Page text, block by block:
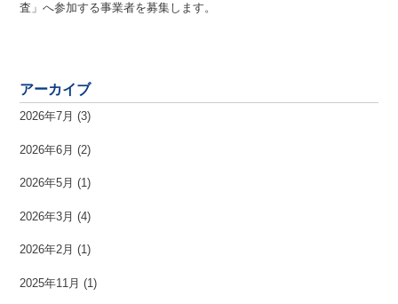
査」へ参加する事業者を募集します。
アーカイブ
2026年7月 (3)
2026年6月 (2)
2026年5月 (1)
2026年3月 (4)
2026年2月 (1)
2025年11月 (1)